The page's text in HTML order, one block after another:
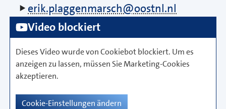
erik.plaggenmarsch@oostnl.nl
Video blockiert
Dieses Video wurde vonCookiebotblockiert. Um es
anzeigen zu lassen, müssen SieMarketing-Cookies
akzeptieren.
Cookie-Einstellungen ändern